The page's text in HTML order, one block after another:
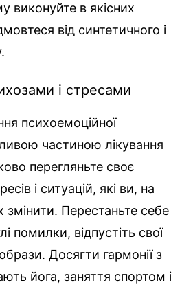
виконуйте в якісних
від синтетичного і
і стресами
психоемоційної
частиною лікування
перегляньте своє
і ситуацій, які ви, на
Перестаньте себе
помилки, відпустіть свої
Досягти гармонії з
йога, заняття спортом і